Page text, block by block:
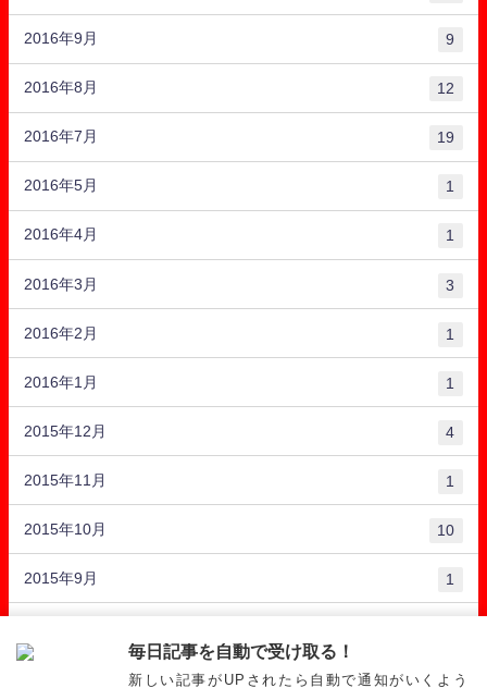
2016年9月 9
2016年8月 12
2016年7月 19
2016年5月 1
2016年4月 1
2016年3月 3
2016年2月 1
2016年1月 1
2015年12月 4
2015年11月 1
2015年10月 10
2015年9月 1
毎日記事を自動で受け取る！
新しい記事がUPされたら自動で通知がいくよう